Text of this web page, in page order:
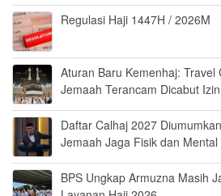
Regulasi Haji 1447H / 2026M
Aturan Baru Kemenhaj: Travel
Jemaah Terancam Dicabut Izin
Daftar Calhaj 2027
Jemaah Jaga Fisik dan Mental
BPS Ungkap Armuzna Masih